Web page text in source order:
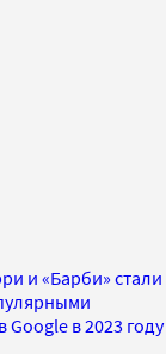
и «Барби» стали
Google в 2023 году